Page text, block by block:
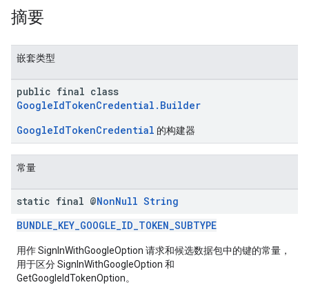
摘要
嵌套类型
public final class
GoogleIdTokenCredential.Builder
GoogleIdTokenCredential 的构建器
常量
static final @NonNull String
BUNDLE_KEY_GOOGLE_ID_TOKEN_SUBTYPE
用作 SignInWithGoogleOption 请求和候选数据包中的键的常量，
用于区分 SignInWithGoogleOption 和
GetGoogleIdTokenOption。